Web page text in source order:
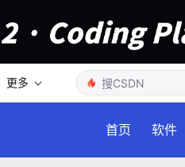
更多
首页 软件